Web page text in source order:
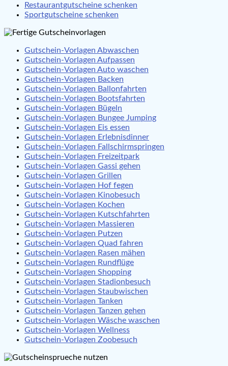
Restaurantgutscheine schenken
Sportgutscheine schenken
Gutschein-Vorlagen Abwaschen
Gutschein-Vorlagen Aufpassen
Gutschein-Vorlagen Auto waschen
Gutschein-Vorlagen Backen
Gutschein-Vorlagen Ballonfahrten
Gutschein-Vorlagen Bootsfahrten
Gutschein-Vorlagen Bügeln
Gutschein-Vorlagen Bungee Jumping
Gutschein-Vorlagen Eis essen
Gutschein-Vorlagen Erlebnisdinner
Gutschein-Vorlagen Fallschirmspringen
Gutschein-Vorlagen Freizeitpark
Gutschein-Vorlagen Gassi gehen
Gutschein-Vorlagen Grillen
Gutschein-Vorlagen Hof fegen
Gutschein-Vorlagen Kinobesuch
Gutschein-Vorlagen Kochen
Gutschein-Vorlagen Kutschfahrten
Gutschein-Vorlagen Massieren
Gutschein-Vorlagen Putzen
Gutschein-Vorlagen Quad fahren
Gutschein-Vorlagen Rasen mähen
Gutschein-Vorlagen Rundflüge
Gutschein-Vorlagen Shopping
Gutschein-Vorlagen Stadionbesuch
Gutschein-Vorlagen Staubwischen
Gutschein-Vorlagen Tanken
Gutschein-Vorlagen Tanzen gehen
Gutschein-Vorlagen Wäsche waschen
Gutschein-Vorlagen Wellness
Gutschein-Vorlagen Zoobesuch